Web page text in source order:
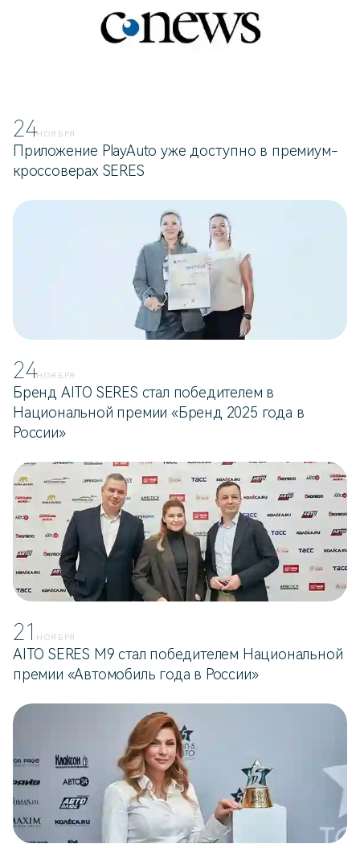
24НОЯБРЯ
Приложение PlayAuto уже доступно в премиум-
кроссоверах SERES
24НОЯБРЯ
Бренд AITO SERES стал победителем в
Национальной премии «Бренд 2025 года в
России»
21 НОЯБРЯ
AITO SERES M9 стал победителем Национальной
премии «Автомобиль года в России»